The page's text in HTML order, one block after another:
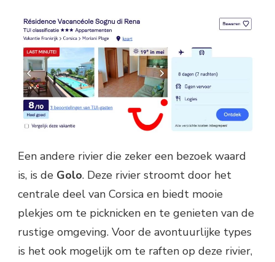
Een andere rivier die zeker een bezoek waard
is, is de Golo. Deze rivier stroomt door het
centrale deel van Corsica en biedt mooie
plekjes om te picknicken en te genieten van de
rustige omgeving. Voor de avontuurlijke types
is het ook mogelijk om te raften op deze rivier,